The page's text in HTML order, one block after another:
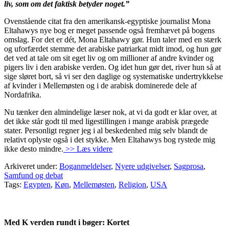
liv, som om det faktisk betyder noget.”
Ovenstående citat fra den amerikansk-egyptiske journalist Mona
Eltahawys nye bog er meget passende også fremhævet på bogens
omslag. For det er dét, Mona Eltahawy gør. Hun taler med en stærk
og uforfærdet stemme det arabiske patriarkat midt imod, og hun gør
det ved at tale om sit eget liv og om millioner af andre kvinder og
pigers liv i den arabiske verden. Og idet hun gør det, river hun så at
sige sløret bort, så vi ser den daglige og systematiske undertrykkelse
af kvinder i Mellemøsten og i de arabisk dominerede dele af
Nordafrika.
Nu tænker den almindelige læser nok, at vi da godt er klar over, at
det ikke står godt til med ligestillingen i mange arabisk prægede
stater. Personligt regner jeg i al beskedenhed mig selv blandt de
relativt oplyste også i det stykke. Men Eltahawys bog rystede mig
ikke desto mindre. >> Læs videre
Arkiveret under: Boganmeldelser, Nyere udgivelser, Sagprosa,
Samfund og debat
Tags: Egypten, Køn, Mellemøsten, Religion, USA
Med K verden rundt i bøger: Kortet